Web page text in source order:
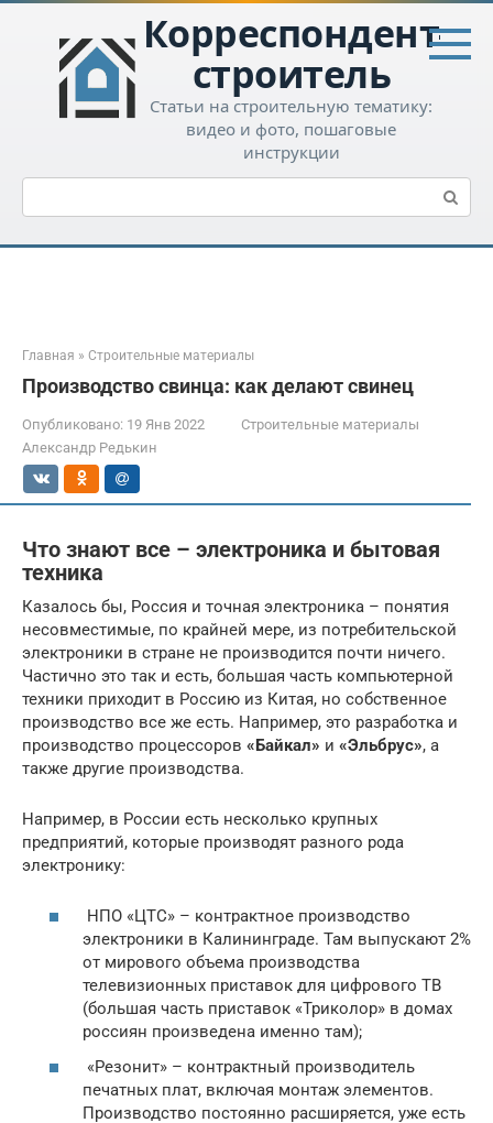
Перейти
контенту
Корреспондент-
строитель
Статьи на строительную тематику:
видео и фото, пошаговые
инструкции
Поиск:
Главная » Строительные материалы
Производство свинца: как делают свинец
Опубликовано: 19 Янв 2022
Строительные материалы
Александр Редькин
Что знают все – электроника и бытовая
техника
Казалось бы, Россия и точная электроника – понятия
несовместимые, по крайней мере, из потребительской
электроники в стране не производится почти ничего.
Частично это так и есть, большая часть компьютерной
техники приходит в Россию из Китая, но собственное
производство все же есть. Например, это разработка и
производство процессоров «Байкал» и «Эльбрус», а
также другие производства.
Например, в России есть несколько крупных
предприятий, которые производят разного рода
электронику:
НПО «ЦТС» – контрактное производство
электроники в Калининграде. Там выпускают 2%
от мирового объема производства
телевизионных приставок для цифрового ТВ
(большая часть приставок «Триколор» в домах
россиян произведена именно там);
«Резонит» – контрактный производитель
печатных плат, включая монтаж элементов.
Производство постоянно расширяется, уже есть